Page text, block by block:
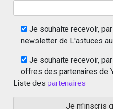
Je souhaite recevoir,
newsletter de L'astuces
Je souhaite recevoir,
offres des partenaires de
Liste des partenaires